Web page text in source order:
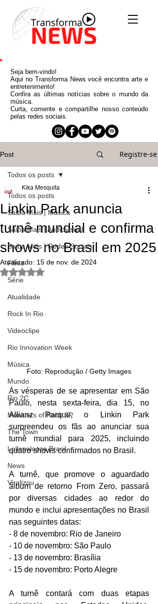
Seja bem-vindo!
Aqui no Transforma News você encontra arte e
entretenimento!
Confira as últimas notícias sobre o mundo da
música.
Curta, comente e compartilhe nosso conteúdo
pelas redes sociais.
Post Registre-se
Todos os posts
Saiba Mais | Música
Saiba Mais | Audiovisual
Saiba Mais | Redes Sociais
Filme
Série
Atualidade
Rock In Rio
Videoclipe
Rio Innovation Week
Música
Mundo
Rio 2C
Monsters of Rock SP
The Town
Lollapalooza Brasil
News
Viralizou
Todos os posts
Linkin Park anuncia
turnê mundial e confirma
shows no Brasil em 2025
Kika Mesquita
Atualizado: 15 de nov. de 2024
Avaliado com NaN de 5 estrelas.
Foto: Reprodução / Getty Images
Às vésperas de se apresentar em São
Paulo, nesta sexta-feira, dia 15, no
Allianz Parque, o Linkin Park
surpreendeu os fãs ao anunciar sua
turnê mundial para 2025, incluindo
quatro shows confirmados no Brasil.
A turnê, que promove o aguardado
álbum de retorno From Zero, passará
por diversas cidades ao redor do
mundo e inclui apresentações no Brasil
nas seguintes datas:
- 8 de novembro: Rio de Janeiro
- 10 de novembro: São Paulo
- 13 de novembro: Brasília
- 15 de novembro: Porto Alegre
A turnê contará com duas etapas